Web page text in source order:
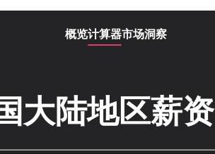
概览计算器市场洞察
大陆地区薪资